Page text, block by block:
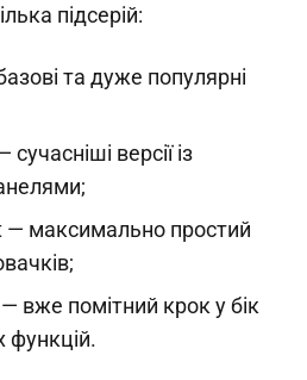
підсерій:
та дуже популярні
версії із
— максимально простий
вже помітний крок у бік
функцій.